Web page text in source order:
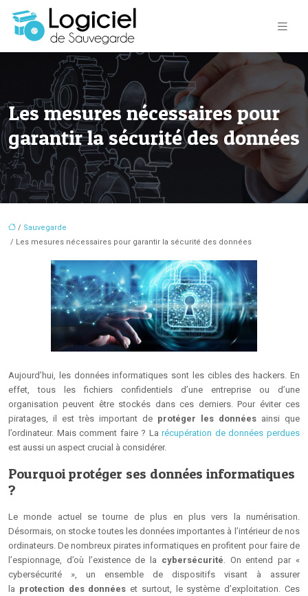
Les mesures nécessaires pour
garantir la sécurité des données
/ Sauvegarde
/ Les mesures nécessaires pour garantir la sécurité des données
Aujourd’hui, les données informatiques sont les cibles des hackers. En
effet, tous les fichiers confidentiels d’une entreprise ou d’une
organisation peuvent être stockés dans ces derniers. Pour éviter ces
piratages, il est très important de protéger les données ainsi que
l’ordinateur. Mais comment faire ? Larécupération de données perdues
est aussi un aspect crucial à considérer.
Pourquoi protéger ses données informatiques
?
Le monde actuel se tourne de plus en plus vers la numérisation.
Désormais, on stocke toutes les données importantes à l’intérieur de nos
ordinateurs. De nombreux pirates informatiques en profitent pour faire de
l’espionnage, d’où l’existence de la cybersécurité. On entend par «
cybersécurité », un ensemble de dispositifs visant à assurer
la protection des données et surtout, le système d’exploitation. Ces